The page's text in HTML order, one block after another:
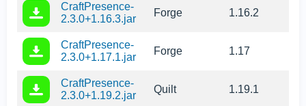
CraftPresence-
2.3.0+1.16.3.jar
Forge 1.16.2
CraftPresence-
2.3.0+1.17.1.jar
Forge 1.17
CraftPresence-
2.3.0+1.19.2.jar
Quilt 1.19.1